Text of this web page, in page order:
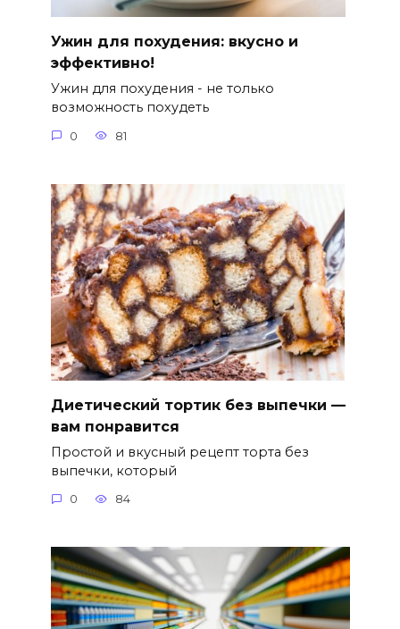
Ужин для похудения: вкусно и
эффективно!
Ужин для похудения - не только
возможность похудеть
0 81
Диетический тортик без выпечки —
вам понравится
Простой и вкусный рецепт торта без
выпечки, который
0 84